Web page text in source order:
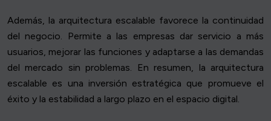
Además, la arquitectura escalable favorece la continuidad
del negocio. Permite a las empresas dar servicio a más
usuarios, mejorar las funciones y adaptarse a las demandas
del mercado sin problemas. En resumen, la arquitectura
escalable es una inversión estratégica que promueve el
éxito y la estabilidad a largo plazo en el espacio digital.